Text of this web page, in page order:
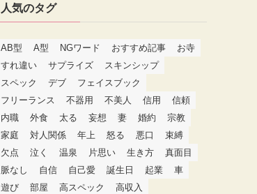
人気のタグ
AB型 A型 NGワード おすすめ記事
お寺
すれ違い
サプライズ
スキンシップ
スペック
デブ
フェイスブック
フリーランス
不器用 不美人 信用
信頼
内職
外食 太る 妄想 妻 婚約
宗教
家庭
対人関係 年上 怒る 悪口
束縛
欠点
泣く 温泉 片思い 生き方
真面目
脈なし
自信 自己愛 誕生日 起業
車
遊び
部屋 高スペック 高収入